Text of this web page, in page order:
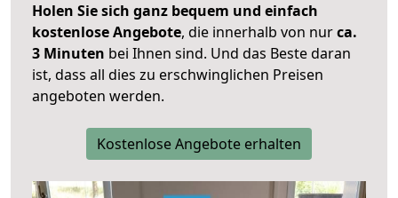
Holen Sie sich ganz bequem und einfach
kostenlose Angebote, die innerhalb von nurca.
3 Minuten bei Ihnen sind. Und das Beste daran
ist, dass all dies zu erschwinglichen Preisen
angeboten werden.
Kostenlose Angebote erhalten